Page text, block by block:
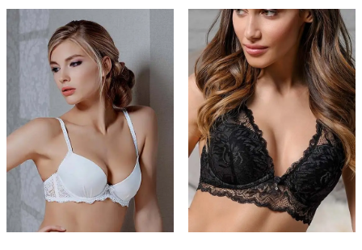
Опции
странице
товара.
вариаций.
Опции
можно
выбрать
на
странице
товара.